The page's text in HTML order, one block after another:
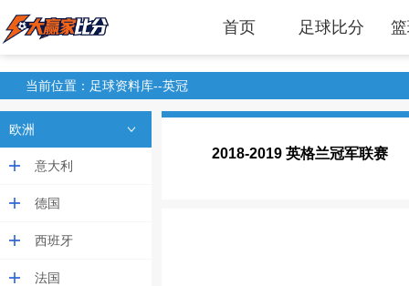
首页 足球比分
当前位置： 足球资料库--英冠
欧洲
意大利
德国
西班牙
法国
2018-2019 英格兰冠军联赛